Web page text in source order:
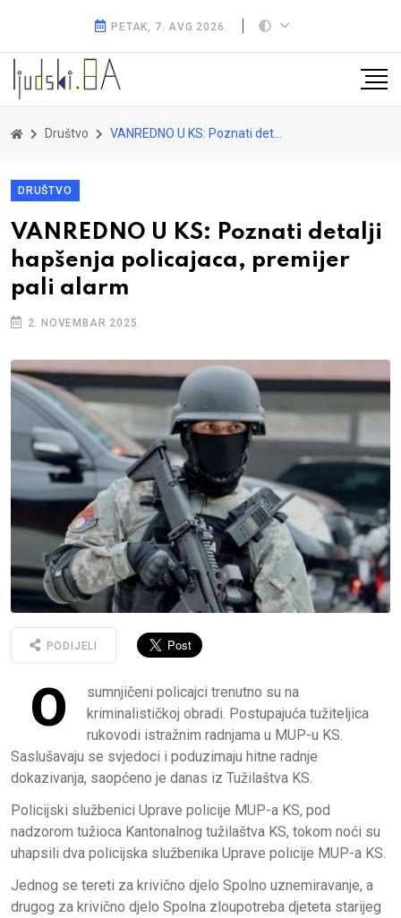
PETAK, 7. AVG 2026.
Društvo VANREDNO U KS: Poznati detalji hapšenja policajaca, premijer pali alarm
DRUŠTVO
VANREDNO U KS: Poznati detalji
hapšenja policajaca, premijer
pali alarm
2. NOVEMBAR 2025.
PODIJELI
O
sumnjičeni policajci trenutno su na
kriminalističkoj obradi. Postupajuća tužiteljica
rukovodi istražnim radnjama u MUP-u KS.
Saslušavaju se svjedoci i poduzimaju hitne radnje
dokazivanja, saopćeno je danas iz Tužilaštva KS.
Policijski službenici Uprave policije MUP-a KS, pod
nadzorom tužioca Kantonalnog tužilaštva KS, tokom noći su
uhapsili dva policijska službenika Uprave policije MUP-a KS.
Jednog se tereti za krivično djelo Spolno uznemiravanje, a
drugog za krivično djelo Spolna zloupotreba djeteta starijeg